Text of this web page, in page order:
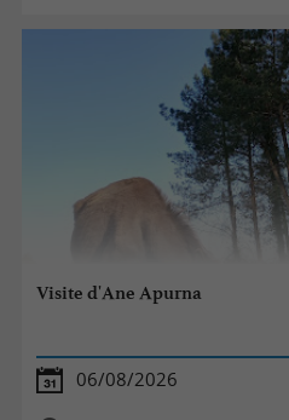
Visite d'Ane Apurna
06/08/2026